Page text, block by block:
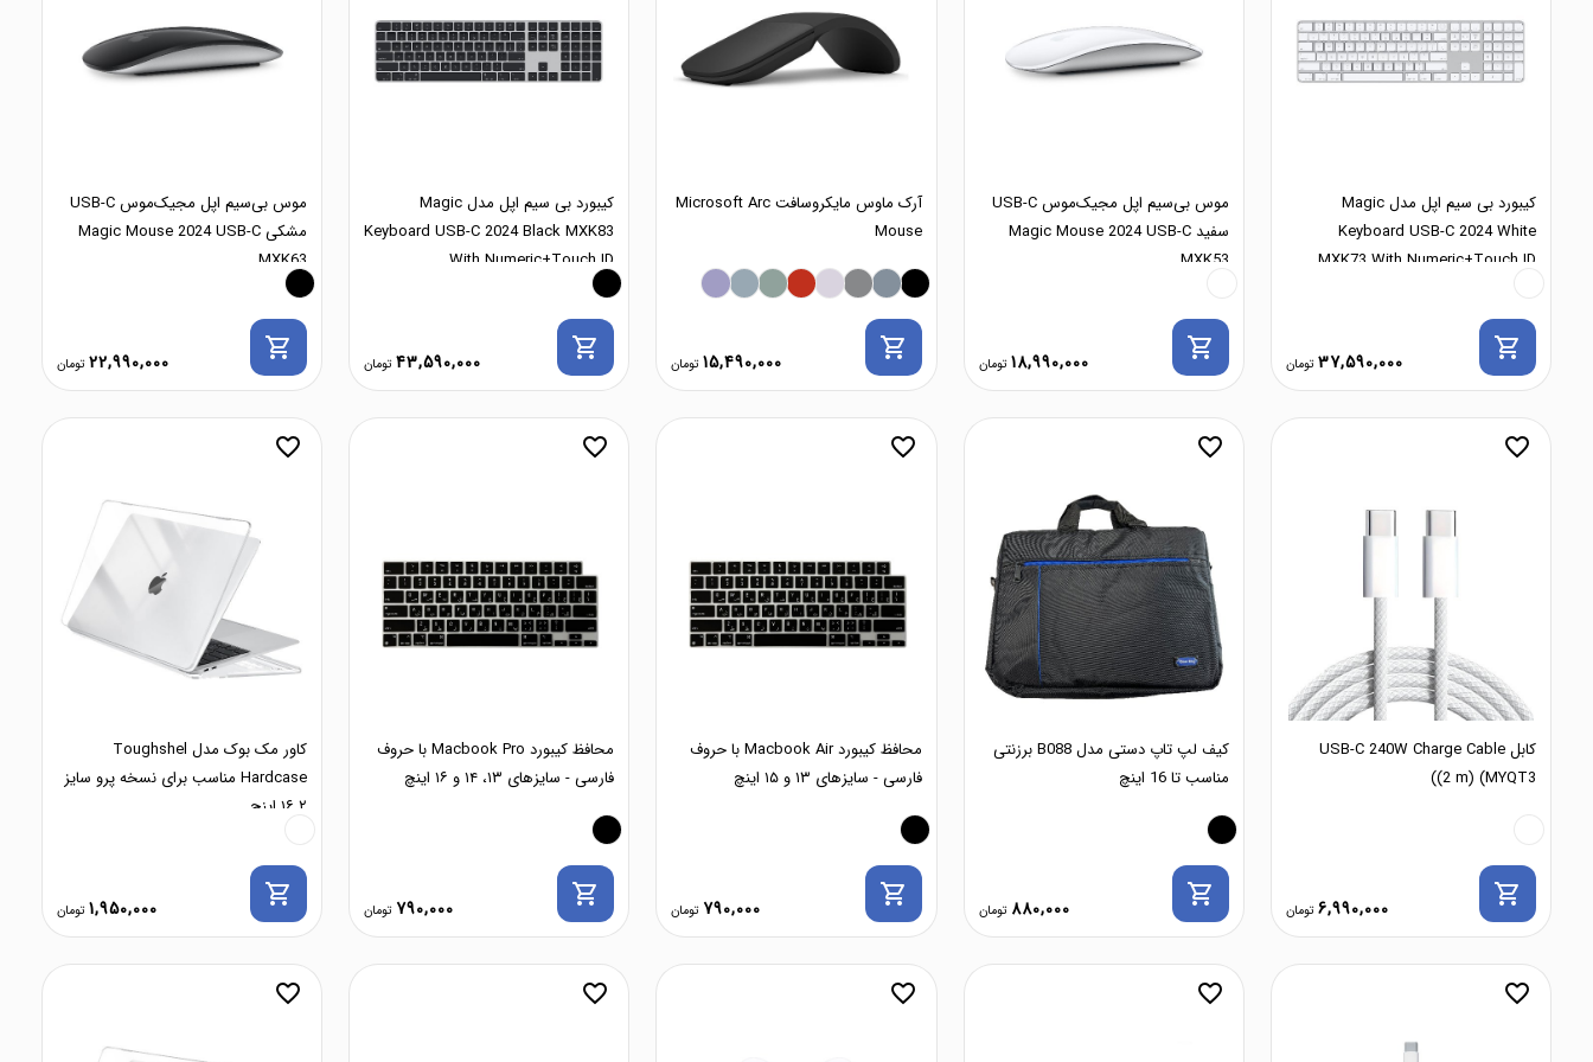
کیبورد بی سیم اپل مدل Magic
Keyboard USB-C 2024 White
MXK73 With Numeric+Touch ID
37,590,000
shopping_cart
موس بی‌سیم اپل مجیک‌موس USB-C
سفید Magic Mouse 2024 USB-C
MXK53
18,990,000
shopping_cart
آرک ماوس مایکروسافت Microsoft Arc
Mouse
15,490,000
shopping_cart
کیبورد بی سیم اپل مدل Magic
Keyboard USB-C 2024 Black MXK83
With Numeric+Touch ID
43,590,000
shopping_cart
موس بی‌سیم اپل مجیک‌موس USB-C
مشکی Magic Mouse 2024 USB-C
MXK63
22,990,000
shopping_cart
favorite_border
کابل USB-C 240W Charge Cable
(2 m) (MYQT3)
6,990,000
shopping_cart
favorite_border
کیف لپ تاپ دستی مدل B088 برزنتی
مناسب تا 16 اینچ
880,000
shopping_cart
favorite_border
محافظ کیبورد Macbook Air با حروف
فارسی - سایزهای ۱۳ و ۱۵ اینچ
790,000
shopping_cart
favorite_border
محافظ کیبورد Macbook Pro با حروف
فارسی - سایزهای ۱۳، ۱۴ و ۱۶ اینچ
790,000
shopping_cart
favorite_border
کاور مک بوک مدل Toughshel
Hardcase مناسب برای نسخه پرو سایز
۱۶.۲ اینچ
1,950,000
shopping_cart
favorite_border
favorite_border
favorite_border
favorite_border
favorite_border